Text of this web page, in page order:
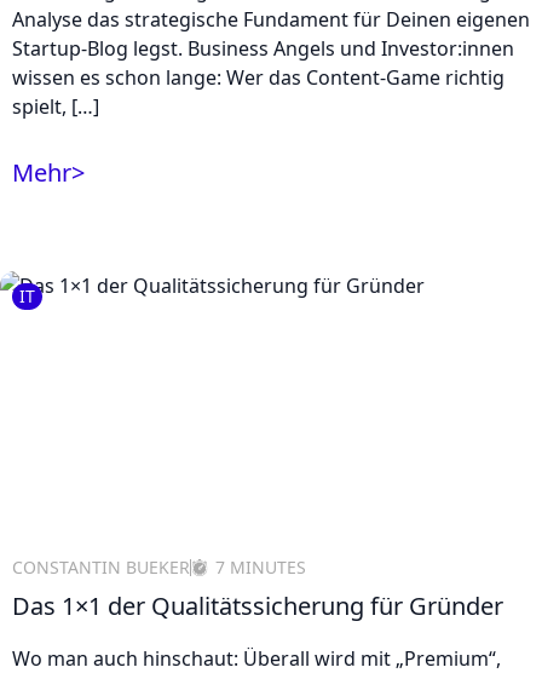
Analyse das strategische Fundament für Deinen eigenen
Startup-Blog legst. Business Angels und Investor:innen
wissen es schon lange: Wer das Content-Game richtig
spielt, […]
Mehr>
IT
CONSTANTIN BUEKER 7 MINUTES
Das 1×1 der Qualitätssicherung für Gründer
Wo man auch hinschaut: Überall wird mit „Premium“,